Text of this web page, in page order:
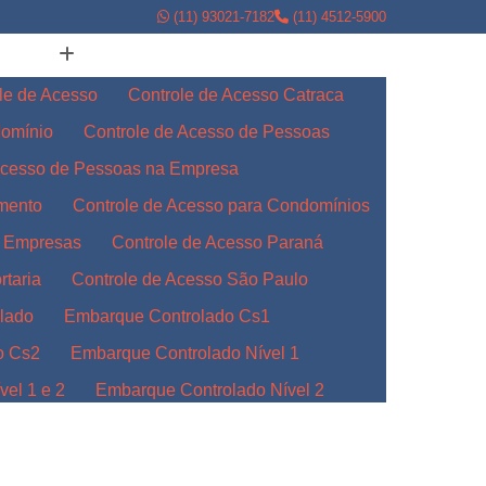
(11) 93021-7182 (11) 4512-5900
de Acesso
Controle de Acesso Catraca
Controle de Acesso de Pessoas
de Pessoas na Empresa
Controle de Acesso para Condomínios
Controle de Acesso Paraná
Controle de Acesso São Paulo
Embarque Controlado Cs1
Cs2
Embarque Controlado Nível 1
1 e 2
Embarque Controlado Nível 2